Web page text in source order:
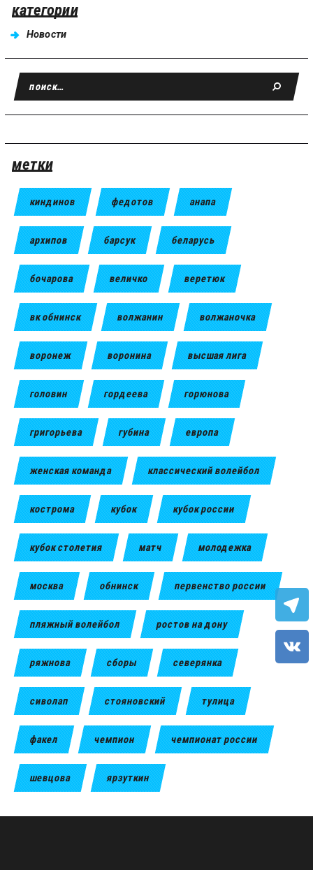
категории
Новости
метки
киндинов федотов анапа
архипов барсук беларусь
бочарова величко веретюк
вк обнинск волжанин волжаночка
воронеж воронина высшая лига
головин гордеева горюнова
григорьева губина европа
женская команда классический волейбол
кострома кубок кубок россии
кубок столетия матч молодежка
москва обнинск первенство россии
пляжный волейбол ростов на дону
ряжнова сборы северянка
сиволап стояновский тулица
факел чемпион чемпионат россии
шевцова ярзуткин